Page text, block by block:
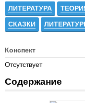
ЛИТЕРАТУРА
СКАЗКИ
Конспект
Отсутствует
Содержание